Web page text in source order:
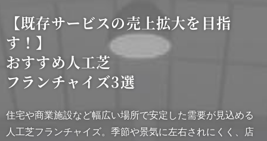
【既存サービスの売上拡大を目指
す！】
おすすめ人工芝
フランチャイズ3選
住宅や商業施設など幅広い場所で安定した需要が見込める
人工芝フランチャイズ。季節や景気に左右されにくく、店